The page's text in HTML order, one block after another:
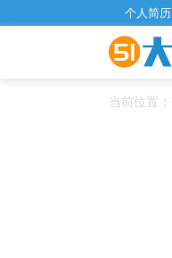
个人简历
当前位置：